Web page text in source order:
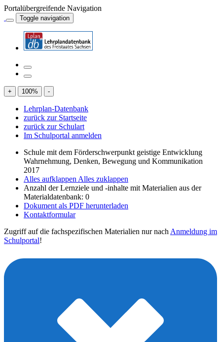
Portalübergreifende Navigation
Toggle navigation
+ 100% -
Lehrplan-Datenbank
zurück zur Startseite
zurück zur Schulart
Im Schulportal anmelden
Schule mit dem Förderschwerpunkt geistige Entwicklung
Wahrnehmung, Denken, Bewegung und Kommunikation
2017
Alles aufklappen Alles zuklappen
Anzahl der Lernziele und -inhalte mit Materialien aus der
Materialdatenbank: 0
Dokument als PDF herunterladen
Kontaktformular
Zugriff auf die fachspezifischen Materialien nur nach Anmeldung im
Schulportal!